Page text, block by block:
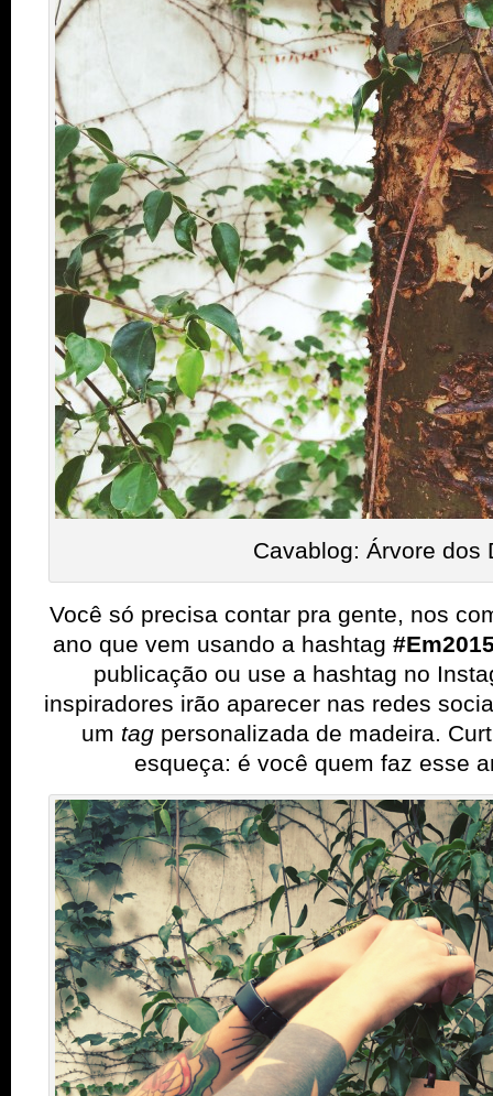
Cavablog: Árvore dos
Você só precisa contar pra gente, nos
ano que vem usando a hashtag
publicação ou use a hashtag no
inspiradores irão aparecer nas redes
um tag personalizada de madeira.
esqueça: é você quem faz esse